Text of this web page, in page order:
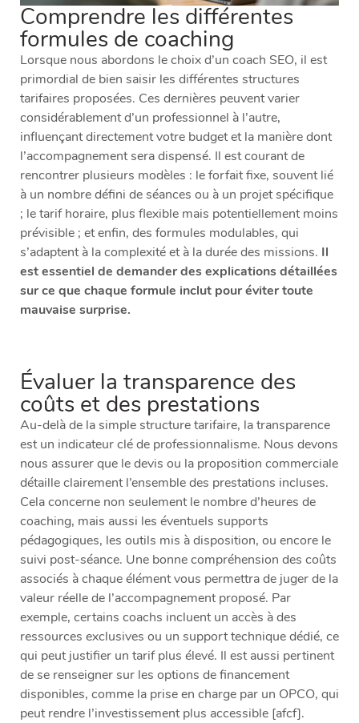
Comprendre les différentes
formules de coaching
Lorsque nous abordons le choix d’un coach SEO, il est
primordial de bien saisir les différentes structures
tarifaires proposées. Ces dernières peuvent varier
considérablement d’un professionnel à l’autre,
influençant directement votre budget et la manière dont
l’accompagnement sera dispensé. Il est courant de
rencontrer plusieurs modèles : le forfait fixe, souvent lié
à un nombre défini de séances ou à un projet spécifique
; le tarif horaire, plus flexible mais potentiellement moins
prévisible ; et enfin, des formules modulables, qui
s’adaptent à la complexité et à la durée des missions. Il
est essentiel de demander des explications détaillées
sur ce que chaque formule inclut pour éviter toute
mauvaise surprise.
Évaluer la transparence des
coûts et des prestations
Au-delà de la simple structure tarifaire, la transparence
est un indicateur clé de professionnalisme. Nous devons
nous assurer que le devis ou la proposition commerciale
détaille clairement l’ensemble des prestations incluses.
Cela concerne non seulement le nombre d’heures de
coaching, mais aussi les éventuels supports
pédagogiques, les outils mis à disposition, ou encore le
suivi post-séance. Une bonne compréhension des coûts
associés à chaque élément vous permettra de juger de la
valeur réelle de l’accompagnement proposé. Par
exemple, certains coachs incluent un accès à des
ressources exclusives ou un support technique dédié, ce
qui peut justifier un tarif plus élevé. Il est aussi pertinent
de se renseigner sur les options de financement
disponibles, comme la prise en charge par un OPCO, qui
peut rendre l’investissement plus accessible [afcf].